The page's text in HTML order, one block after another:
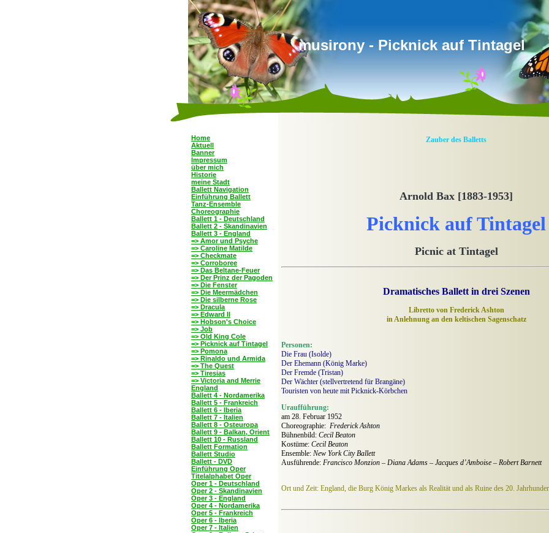
musirony - Picknick auf Tintagel
Home
Aktuell
Banner
Impressum
über mich
Historie
meine Stadt
Ballett Navigation
Einführung Ballett
Tanz-Ensemble
Choreographie
Ballett 1 - Deutschland
Ballett 2 - Skandinavien
Ballett 3 - England
=> Amor und Psyche
=> Caroline Matilde
=> Checkmate
=> Corroboree
=> Das Beltane-Feuer
=> Der Prinz der Pagoden
=> Die Fenster
=> Die Meermädchen
=> Die silberne Rose
=> Dracula
=> Edward II
=> Hobson's Choice
=> Job
=> Old King Cole
=> Picknick auf Tintagel
=> Pomona
=> Rinaldo und Armida
=> The Quest
=> Tiresias
=> Victoria and Merrie
England
Ballett 4 - Nordamerika
Ballett 5 - Frankreich
Ballett 6 - Iberia
Ballett 7 - Italien
Ballett 8 - Osteuropa
Ballett 9 - Balkan, Orient
Ballett 10 - Russland
Ballett Formation
Ballett Studio
Ballett - DVD
Einführung Oper
Titelalphabet Oper
Oper 1 - Deutschland
Oper 2 - Skandinavien
Oper 3 - England
Oper 4 - Nordamerika
Oper 5 - Frankreich
Oper 6 - Iberia
Oper 7 - Italien
Zauber des Balletts
Arnold Bax [1883-1953]
Picknick auf Tintagel
Picnic at Tintagel
Dramatisches Ballett in drei Szenen
Libretto von Frederick Ashton
in Anlehnung an den keltischen Sagenschatz
Personen:
Die Frau (Isolde)
Der Ehemann (König Marke)
Der Fremde (Tristan)
Der Wächter (stellvertretend für Brangäne)
Touristen von heute mit Picknick-Körbchen
Uraufführung:
am 28. Februar 1952
Choreographie: Frederick Ashton
Bühnenbild: Cecil Beaton
Kostüme: Cecil Beaton
Ensemble: New York City Ballett
Ausführende: Francisco Monzion – Diana Adams – Jacques d’Amboise – Robert Barnett
Ort und Zeit: England, die Burg König Markes als Realität und als Ruine des 20.